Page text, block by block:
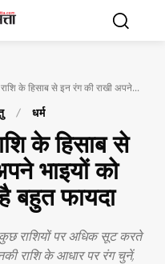
के हिसाब से इन रंग की राखी अपने...
धर्म
के हिसाब से
भाइयों को
बहुत फायदा
राशियों पर अधिक सूट करते
राशि के आधार पर रंग चुनें,